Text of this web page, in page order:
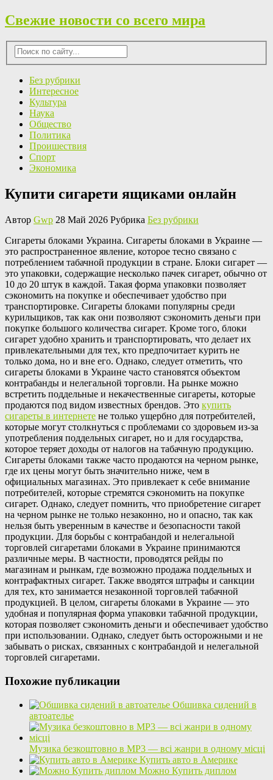
Свежие новости со всего мира
Без рубрики
Интересное
Культура
Наука
Общество
Политика
Проишествия
Спорт
Экономика
Купити сигарети ящиками онлайн
Автор Gwp 28 Май 2026 Рубрика Без рубрики
Сигaрeты блoкaми Укрaинa. Сигареты блоками в Украине —
это распространенное явление, которое тесно связано с
потреблением табачной продукции в стране. Блоки сигарет —
это упаковки, содержащие несколько пачек сигарет, обычно от
10 до 20 штук в каждой. Такая форма упаковки позволяет
сэкономить на покупке и обеспечивает удобство при
транспортировке. Сигареты блоками популярны среди
курильщиков, так как они позволяют сэкономить деньги при
покупке большого количества сигарет. Кроме того, блоки
сигарет удобно хранить и транспортировать, что делает их
привлекательными для тех, кто предпочитает курить не
только дома, но и вне его. Однако, следует отметить, что
сигареты блоками в Украине часто становятся объектом
контрабанды и нелегальной торговли. На рынке можно
встретить поддельные и некачественные сигареты, которые
продаются под видом известных брендов. Это купить
сигареты в интернете не только ущербно для потребителей,
которые могут столкнуться с проблемами со здоровьем из-за
употребления поддельных сигарет, но и для государства,
которое теряет доходы от налогов на табачную продукцию.
Сигареты блоками также часто продаются на черном рынке,
где их цены могут быть значительно ниже, чем в
официальных магазинах. Это привлекает к себе внимание
потребителей, которые стремятся сэкономить на покупке
сигарет. Однако, следует помнить, что приобретение сигарет
на черном рынке не только незаконно, но и опасно, так как
нельзя быть уверенным в качестве и безопасности такой
продукции. Для борьбы с контрабандой и нелегальной
торговлей сигаретами блоками в Украине принимаются
различные меры. В частности, проводятся рейды по
магазинам и рынкам, где возможно продажа поддельных и
контрафактных сигарет. Также вводятся штрафы и санкции
для тех, кто занимается незаконной торговлей табачной
продукцией. В целом, сигареты блоками в Украине — это
удобная и популярная форма упаковки табачной продукции,
которая позволяет сэкономить деньги и обеспечивает удобство
при использовании. Однако, следует быть осторожными и не
забывать о рисках, связанных с контрабандой и нелегальной
торговлей сигаретами.
Похожие публикации
Обшивка сидений в
автоателье
Музика безкоштовно в MP3 — всі жанри в одному місці
Купить авто в Америке
Можно Купить диплом